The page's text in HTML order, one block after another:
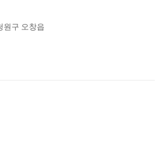
원구 오창읍